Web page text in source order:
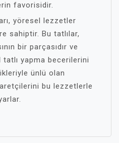
favorisidir.
yöresel lezzetler
sahiptir. Bu tatlılar,
bir parçasıdır ve
tatlı yapma becerilerini
ünlü olan
bu lezzetlerle